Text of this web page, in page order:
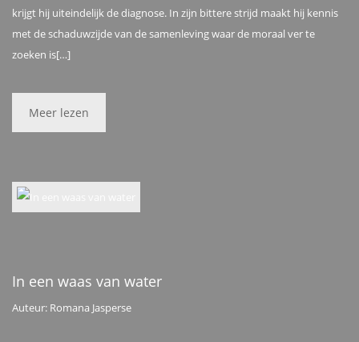
krijgt hij uiteindelijk de diagnose. In zijn bittere strijd maakt hij kennis
met de schaduwzijde van de samenleving waar de moraal ver te
zoeken is[…]
Meer lezen
In een waas van water
Auteur: Romana Jasperse